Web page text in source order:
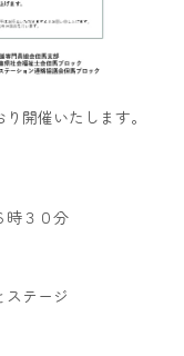
開催いたします。
時３０分
ステージ